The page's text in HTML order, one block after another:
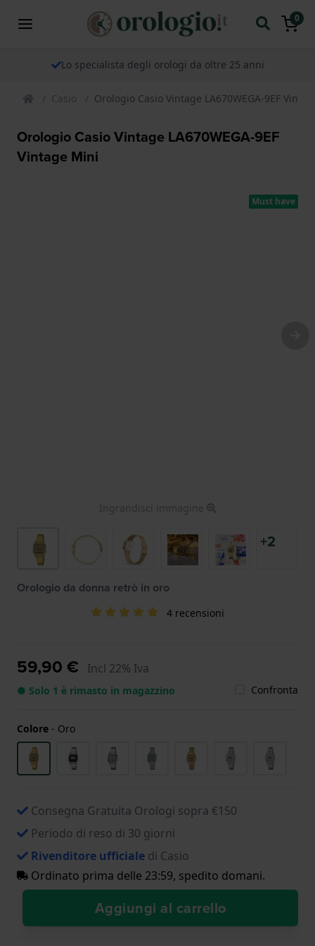
0
Lo specialista degli orologi da oltre 25 anni
Casio Orologio Casio Vintage LA670WEGA-9EF
Orologio Casio Vintage LA670WEGA-9EF
Vintage Mini
Must have
Ingrandisci immagine
+2
Orologio da donna retrò in oro
4 recensioni
59,90 € Incl 22% Iva
● Solo 1 è rimasto in magazzino Confronta
Colore - Oro
Consegna Gratuita Orologi sopra €150
Periodo di reso di 30 giorni
Rivenditore ufficiale di Casio
Ordinato prima delle 23:59, spedito domani.
Aggiungi al carrello